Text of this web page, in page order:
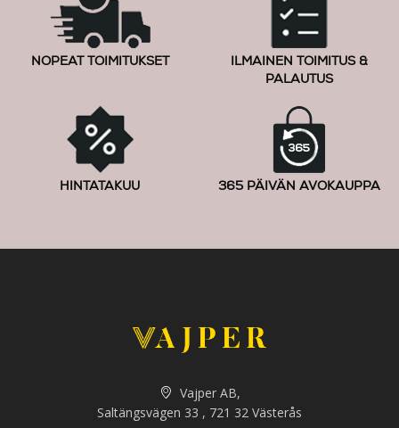
NOPEAT TOIMITUKSET
ILMAINEN TOIMITUS &
PALAUTUS
HINTATAKUU 365 PÄIVÄN AVOKAUPPA
Vajper AB,
Saltängsvägen 33 , 721 32 Västerås